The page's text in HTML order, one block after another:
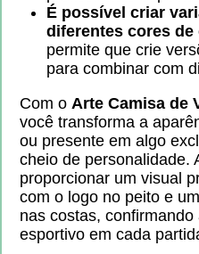
É possível criar
diferentes cores de
permite que crie
para combinar com
Com o Arte Camisa de
você transforma a
ou presente em algo
cheio de personalidade.
proporcionar um visual
com o logo no peito e
nas costas,
esportivo em cada